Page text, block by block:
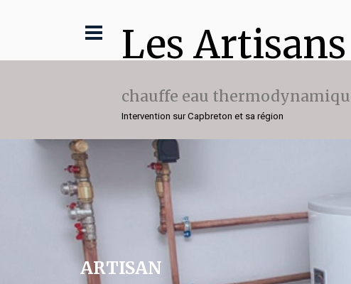
Les Artisans
chauffe eau
Intervention sur Capbreton et sa région
ARTISAN